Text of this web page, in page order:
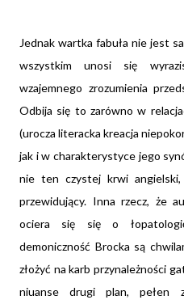
Jednak wartka fabuła nie jest
wszystkim unosi się
wzajemnego zrozumienia
Odbija się to zarówno w
(urocza literacka kreacja
jak i w charakterystyce jego
nie ten czystej krwi
przewidujący. Inna rzecz, że
ociera się się o
demoniczność Brocka są
złożyć na karb przynależności
niuanse drugi plan, pełen